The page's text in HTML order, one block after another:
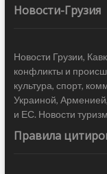
Новости-Грузия
Новости Грузии,
конфликты и
культура, спорт,
Украиной,
и ЕС. Новости
Правила